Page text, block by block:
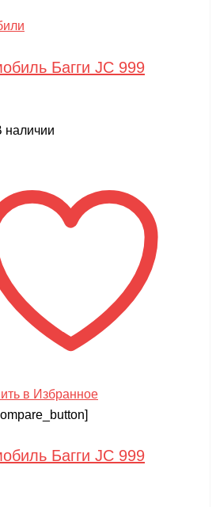
Багги JC 999
наличии
в Избранное
Багги JC 999